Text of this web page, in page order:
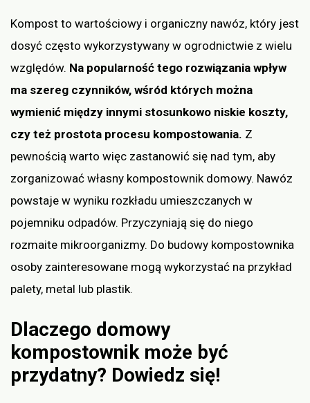
Kompost to wartościowy i organiczny nawóz, który jest
dosyć często wykorzystywany w ogrodnictwie z wielu
względów. Na popularność tego rozwiązania wpływ
ma szereg czynników, wśród których można
wymienić między innymi stosunkowo niskie koszty,
czy też prostota procesu kompostowania. Z
pewnością warto więc zastanowić się nad tym, aby
zorganizować własny kompostownik domowy. Nawóz
powstaje w wyniku rozkładu umieszczanych w
pojemniku odpadów. Przyczyniają się do niego
rozmaite mikroorganizmy. Do budowy kompostownika
osoby zainteresowane mogą wykorzystać na przykład
palety, metal lub plastik.
Dlaczego domowy
kompostownik może być
przydatny? Dowiedz się!